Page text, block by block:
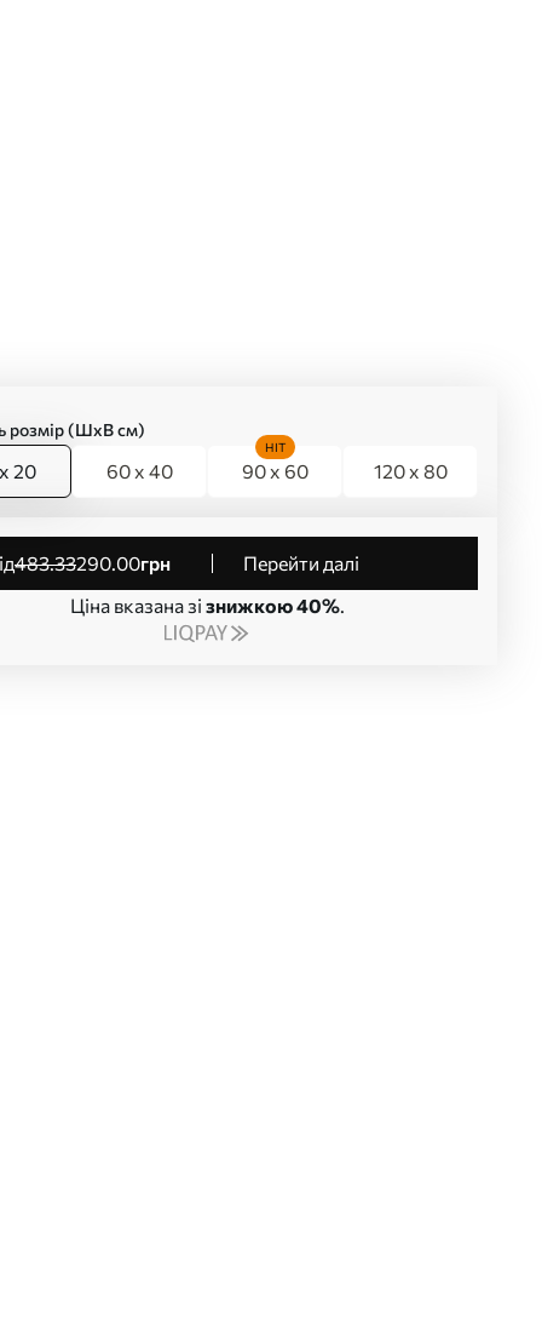
розмір (ШхВ см)
20 60 x 40 90 x 60
HIT
120 x 80
від483.33290.00грн
Перейти далі
Ціна вказана зі знижкою 40%.